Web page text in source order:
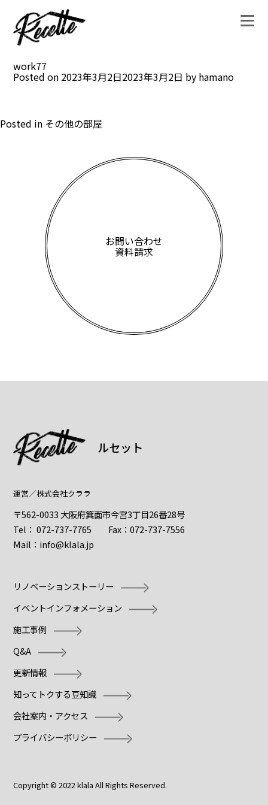
work77
Posted on 2023年3月2日2023年3月2日 by hamano
Posted in その他の部屋
お問い合わせ
資料請求
ルセット
運営／株式会社クララ
〒562-0033 大阪府箕面市今宮3丁目26番28号
Tel：072-737-7765 Fax：072-737-7556
Mail： info@klala.jp
リノベーションストーリー
イベントインフォメーション
施工事例
Q&A
更新情報
知ってトクする豆知識
会社案内・アクセス
プライバシーポリシー
Copyright © 2022 klala All Rights Reserved.